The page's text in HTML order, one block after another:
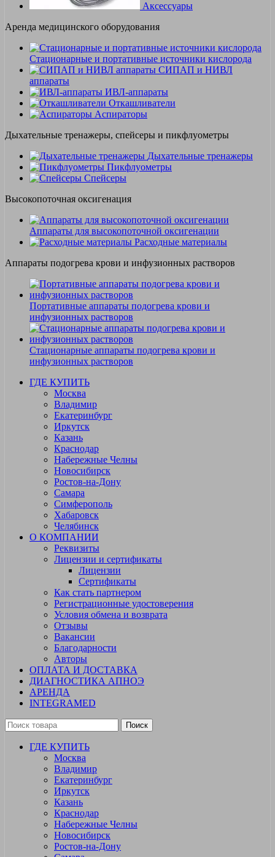
Аксессуары
Аренда медицинского оборудования
Стационарные и портативные источники кислорода
СИПАП и НИВЛ
аппараты
ИВЛ-аппараты
Откашливатели
Аспираторы
Дыхательные тренажеры, спейсеры и пикфлуометры
Дыхательные тренажеры
Пикфлуометры
Спейсеры
Высокопоточная оксигенация
Аппараты для высокопоточной оксигенации
Расходные материалы
Аппараты подогрева крови и инфузионных растворов
Портативные аппараты подогрева крови и
инфузионных растворов
Стационарные аппараты подогрева крови и
инфузионных растворов
ГДЕ КУПИТЬ
Москва
Владимир
Екатеринбург
Иркутск
Казань
Краснодар
Набережные Челны
Новосибирск
Ростов-на-Дону
Самара
Симферополь
Хабаровск
Челябинск
О КОМПАНИИ
Реквизиты
Лицензии и сертификаты
Лицензии
Сертификаты
Как стать партнером
Регистрационные удостоверения
Условия обмена и возврата
Отзывы
Вакансии
Благодарности
Авторы
ОПЛАТА И ДОСТАВКА
ДИАГНОСТИКА АПНОЭ
АРЕНДА
INTEGRAMED
Поиск
ГДЕ КУПИТЬ
Москва
Владимир
Екатеринбург
Иркутск
Казань
Краснодар
Набережные Челны
Новосибирск
Ростов-на-Дону